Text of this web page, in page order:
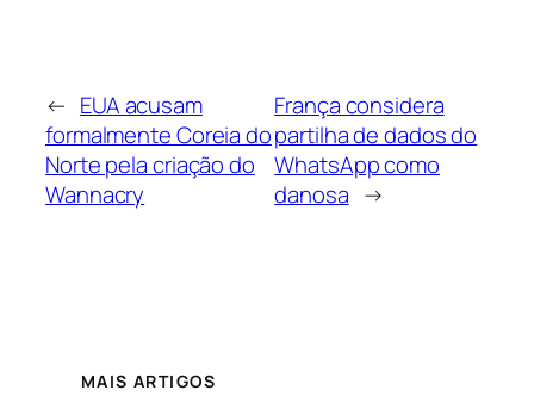
← EUA acusam
formalmente Coreia do
Norte pela criação do
Wannacry
França considera
partilha de dados do
WhatsApp como
danosa →
MAIS ARTIGOS